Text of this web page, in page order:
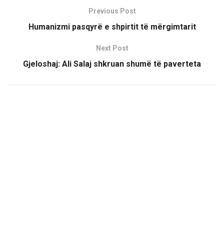
Previous Post
Humanizmi pasqyrë e shpirtit të mërgimtarit
Next Post
Gjeloshaj: Ali Salaj shkruan shumë të paverteta